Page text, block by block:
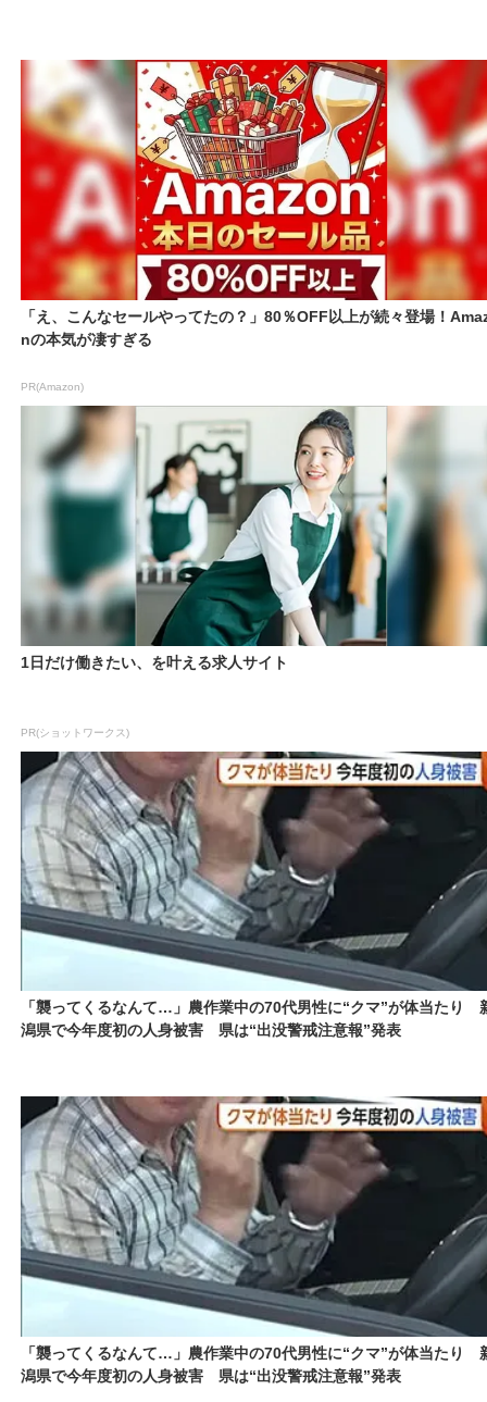
「え、こんなセールやってたの？」80％OFF以上が続々登場！
nの本気が凄すぎる
PR(Amazon)
1日だけ働きたい、を叶える求人サイト
PR(ショットワークス)
「襲ってくるなんて…」農作業中の70代男性に“クマ”が体当たり
潟県で今年度初の人身被害 県は“出没警戒注意報”発表
「襲ってくるなんて…」農作業中の70代男性に“クマ”が体当たり
潟県で今年度初の人身被害 県は“出没警戒注意報”発表